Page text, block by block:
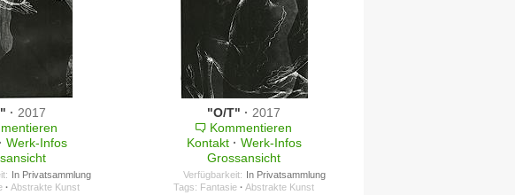
· 2017
· Werk-Infos
In Privatsammlung
· Abstrakte Kunst
"O/T" · 2017
Kommentieren
Kontakt · Werk-Infos
Grossansicht
Verfügbarkeit: In Privatsammlung
Tags: Fantasie · Abstrakte Kunst